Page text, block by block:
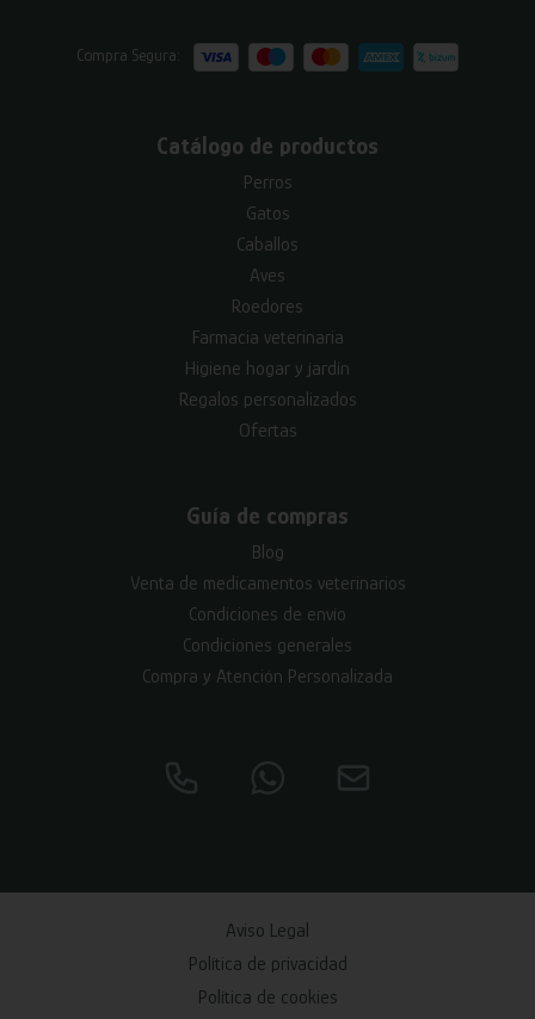
Compra Segura:
Catálogo de productos
Perros
Gatos
Caballos
Aves
Roedores
Farmacia veterinaria
Higiene hogar y jardín
Regalos personalizados
Ofertas
Guía de compras
Blog
Venta de medicamentos veterinarios
Condiciones de envío
Condiciones generales
Compra y Atención Personalizada
Aviso Legal
Política de privacidad
Política de cookies